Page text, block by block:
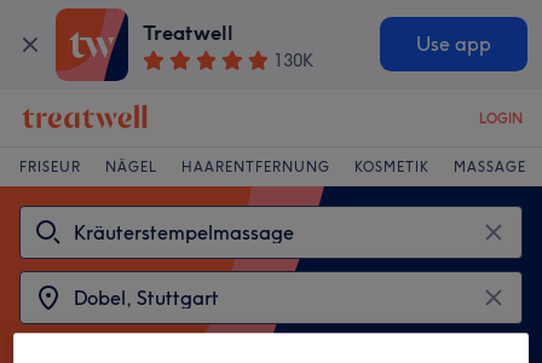
Treatwell
130K
Use app
LOGIN
FRISEUR NÄGEL HAARENTFERNUNG KOSMETIK MASSAGE